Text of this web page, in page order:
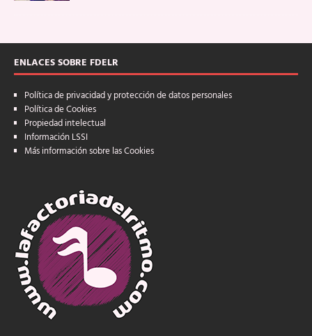
ENLACES SOBRE FDELR
Política de privacidad y protección de datos personales
Política de Cookies
Propiedad intelectual
Información LSSI
Más información sobre las Cookies